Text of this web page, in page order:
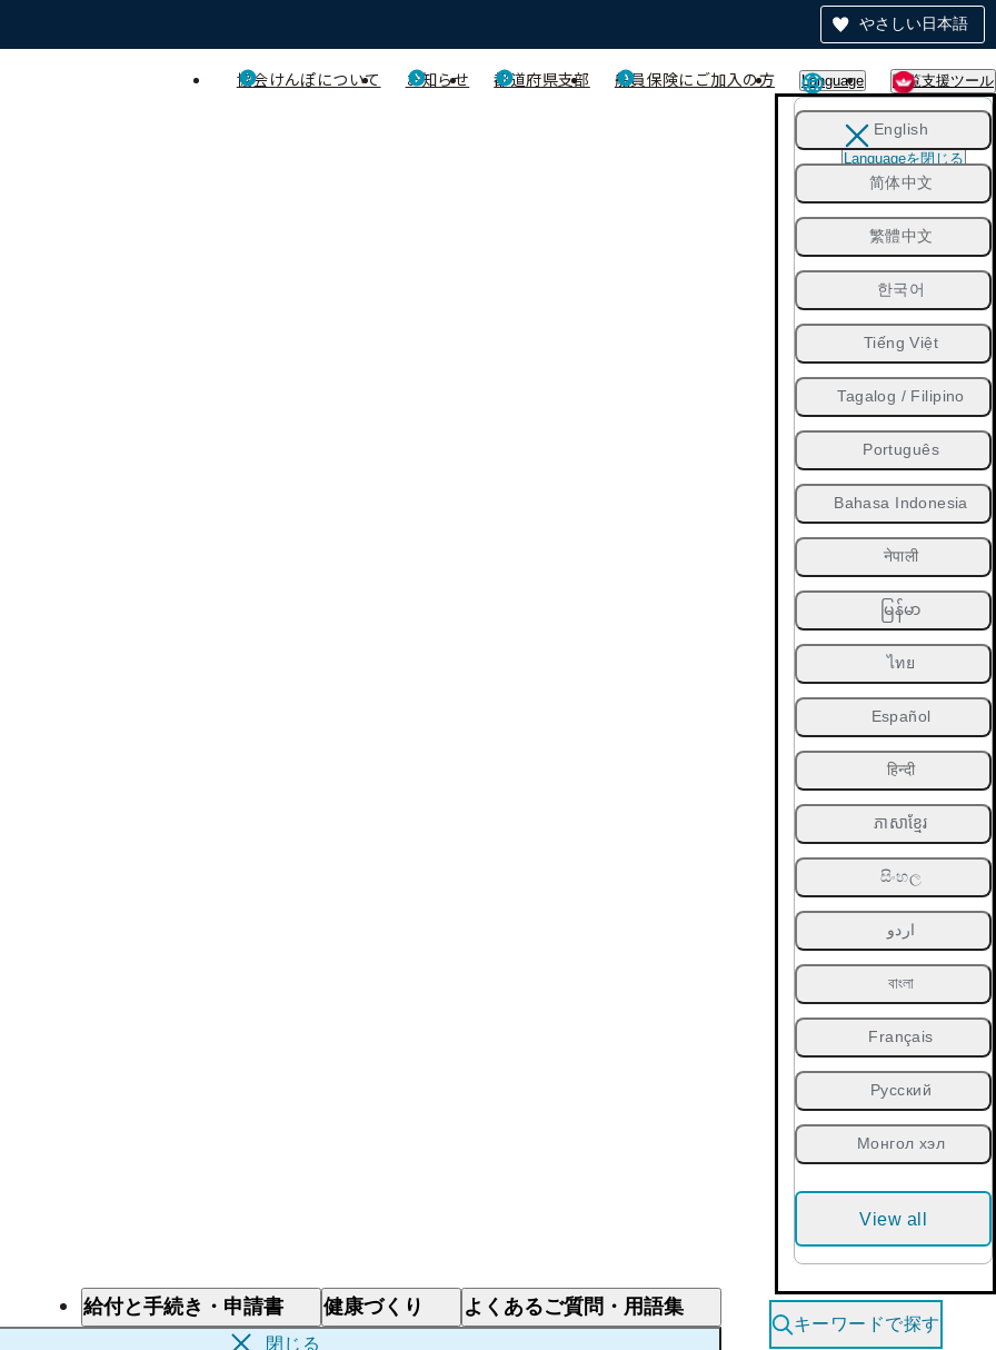
やさしい日本語
協会けんぽについて お知らせ 都道府県支部 船員保険にご加入の方 Language 閲覧支援ツール
English
简体中文
繁體中文
한국어
Tiếng Việt
Tagalog / Filipino
Português
Bahasa Indonesia
नेपाली
မြန်မာ
ไทย
Español
हिन्दी
ភាសាខ្មែរ
සිංහල
اردو
বাংলা
Français
Русский
Монгол хэл
View all
Languageを閉じる
給付と手続き・申請書 健康づくり よくあるご質問・用語集
閉じる
キーワードで探す